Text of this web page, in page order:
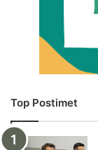
Top Postimet